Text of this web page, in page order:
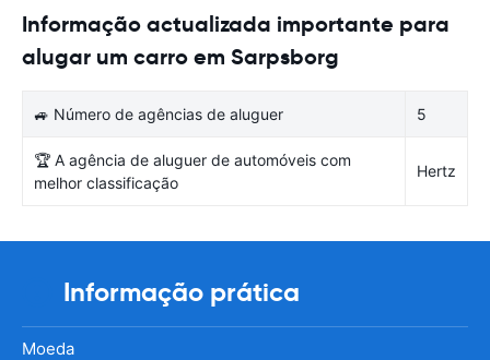
Informação actualizada importante para
alugar um carro em Sarpsborg
🚙 Número de agências de aluguer 5
🏆 A agência de aluguer de automóveis com
melhor classificação
Hertz
Informação prática
Moeda